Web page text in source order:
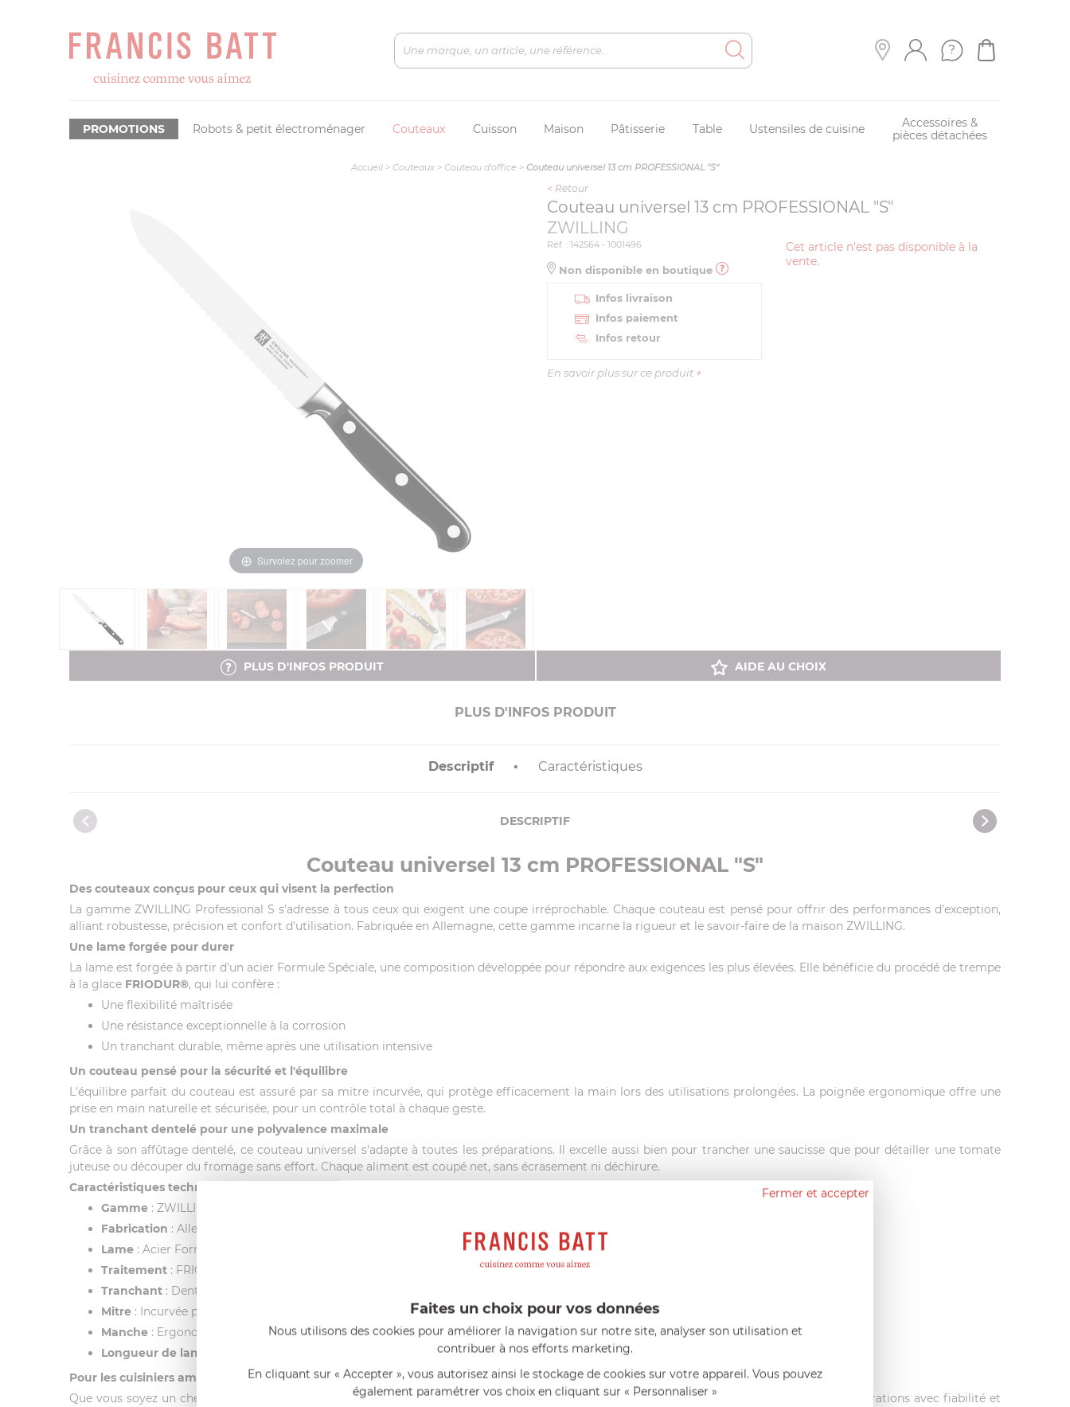
Robots & petit électroménager Couteaux Cuisson Maison Pâtisserie Table Ustensiles de cuisine
Accessoires &
pièces détachées
PROMOTIONS
Accueil > Couteaux > Couteau d'office > Couteau universel 13 cm PROFESSIONAL "S"
Survolez pour zoomer
< Retour
Couteau universel 13 cm PROFESSIONAL "S"
ZWILLING
Cet article n'est pas disponible à la
vente.
Réf. : 142564 - 1001496
Non disponible en boutique
Infos livraison
Infos paiement
Infos retour
En savoir plus sur ce produit +
PLUS D'INFOS PRODUIT AIDE AU CHOIX
PLUS D'INFOS PRODUIT
Descriptif Caractéristiques
DESCRIPTIF
Couteau universel 13 cm PROFESSIONAL "S"
Des couteaux conçus pour ceux qui visent la perfection
La gamme ZWILLING Professional S s'adresse à tous ceux qui exigent une coupe irréprochable. Chaque couteau est pensé pour offrir des performances d'exception,
alliant robustesse, précision et confort d'utilisation. Fabriquée en Allemagne, cette gamme incarne la rigueur et le savoir-faire de la maison ZWILLING.
Une lame forgée pour durer
La lame est forgée à partir d'un acier Formule Spéciale, une composition développée pour répondre aux exigences les plus élevées. Elle bénéficie du procédé de trempe
à la glace FRIODUR®, qui lui confère :
Une flexibilité maîtrisée
Une résistance exceptionnelle à la corrosion
Un tranchant durable, même après une utilisation intensive
Un couteau pensé pour la sécurité et l'équilibre
L'équilibre parfait du couteau est assuré par sa mitre incurvée, qui protège efficacement la main lors des utilisations prolongées. La poignée ergonomique offre une
prise en main naturelle et sécurisée, pour un contrôle total à chaque geste.
Un tranchant dentelé pour une polyvalence maximale
Grâce à son affûtage dentelé, ce couteau universel s'adapte à toutes les préparations. Il excelle aussi bien pour trancher une saucisse que pour détailler une tomate
juteuse ou découper du fromage sans effort. Chaque aliment est coupé net, sans écrasement ni déchirure.
Caractéristiques techniques
Gamme : ZWILLING Professional S
Fabrication : Allemagne
Lame : Acier Formule Spéciale, forgée
Traitement : FRIODUR® (trempe à la glace)
Tranchant : Dentelé
Mitre : Incurvée pour la protection de la main
Manche : Ergonomique, parfaitement équilibré
Longueur de lame
Pour les cuisiniers ambitieux
Que vous soyez un chef expérimenté ou un passionné exigeant, le couteau ZWILLING Professional S vous accompagne dans toutes vos préparations avec fiabilité et
Fermer et accepter
Faites un choix pour vos données
Nous utilisons des cookies pour améliorer la navigation sur notre site, analyser son utilisation et
contribuer à nos efforts marketing.
En cliquant sur « Accepter », vous autorisez ainsi le stockage de cookies sur votre appareil. Vous pouvez
également paramétrer vos choix en cliquant sur « Personnaliser »